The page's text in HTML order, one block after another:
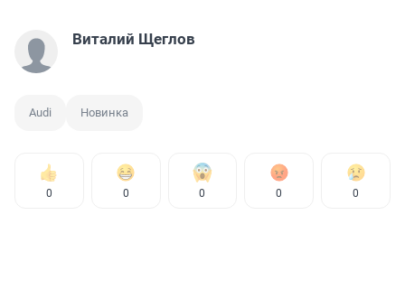
Виталий Щеглов
Audi Новинка
0 0 0 0 0